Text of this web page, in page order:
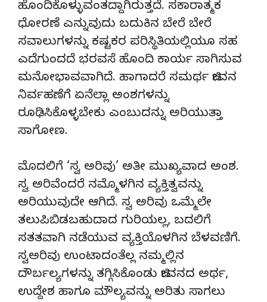
ಹೊಂದಿಕೊಳ್ಳುವಂತದ್ದಾಗಿರುತ್ತದೆ. ಸಕಾರಾತ್ಮಕ
ಧೋರಣೆ ಎನ್ನುವುದು ಬದುಕಿನ ಬೇರೆ ಬೇರೆ
ಸವಾಲುಗಳನ್ನು ಕಷ್ಟಕರ ಪರಿಸ್ಥಿತಿಯಲ್ಲಿಯೂ ಸಹ
ಎದೆಗುಂದದೆ ಭರವಸೆ ಹೊಂದಿ ಕಾರ್ಯ ಸಾಗಿಸುವ
ಮನೋಭಾವವಾಗಿದೆ. ಹಾಗಾದರೆ ಸಮರ್ಥ ಜೀವನ
ನಿರ್ವಹಣೆಗೆ ಏನೆಲ್ಲಾ ಅಂಶಗಳನ್ನು
ರೂಢಿಸಿಕೊಳ್ಳಬೇಕು ಎಂಬುದನ್ನು ಅರಿಯುತ್ತಾ
ಸಾಗೋಣ.
ಮೊದಲಿಗೆ ‘ಸ್ವ ಅರಿವು’ ಅತೀ ಮುಖ್ಯವಾದ ಅಂಶ.
ಸ್ವ ಅರಿವೆಂದರೆ ನಮ್ಮೊಳಗಿನ ವ್ಯಕ್ತಿತ್ವವನ್ನು
ಅರಿಯುವುದೇ ಆಗಿದೆ. ಸ್ವ ಅರಿವು ಒಮ್ಮೆಲೇ
ತಲುಪಿಬಿಡಬಹುದಾದ ಗುರಿಯಲ್ಲ, ಬದಲಿಗೆ
ಸತತವಾಗಿ ನಡೆಯುವ ವ್ಯಕ್ತಿಯೊಳಗಿನ ಬೆಳವಣಿಗೆ.
ಸ್ವಅರಿವು ಉಂಟಾದಂತೆಲ್ಲ ನಮ್ಮಲ್ಲಿನ
ದೌರ್ಬಲ್ಯಗಳನ್ನು ತಗ್ಗಿಸಿಕೊಂಡು ಜೀವನದ ಅರ್ಥ,
ಉದ್ದೇಶ ಹಾಗೂ ಮೌಲ್ಯವನ್ನು ಅರಿತು ಸಾಗಲು